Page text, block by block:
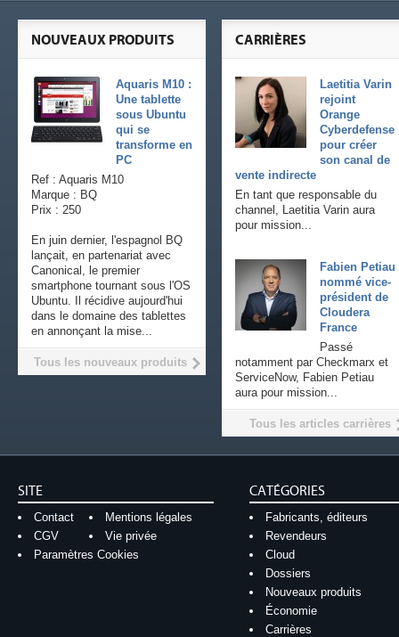
CARRIÈRES
Laetitia Varin
rejoint
Orange
Cyberdefense
pour créer
son canal de
vente indirecte
En tant que responsable du
channel, Laetitia Varin aura
pour mission...
Fabien Petiau
nommé vice-
président de
Cloudera
France
Passé
notamment par Checkmarx et
ServiceNow, Fabien Petiau
aura pour mission...
Tous les articles carrières
NOUVEAUX PRODUITS
Aquaris M10 :
Une tablette
sous Ubuntu
qui se
transforme en
PC
Ref : Aquaris M10
Marque : BQ
Prix : 250
En juin dernier, l'espagnol BQ
lançait, en partenariat avec
Canonical, le premier
smartphone tournant sous l'OS
Ubuntu. Il récidive aujourd'hui
dans le domaine des tablettes
en annonçant la mise...
Tous les nouveaux produits
SITE
Contact
Mentions légales
CGV
Vie privée
Paramètres Cookies
CATÉGORIES
Fabricants, éditeurs
Revendeurs
Cloud
Dossiers
Nouveaux produits
Économie
Carrières